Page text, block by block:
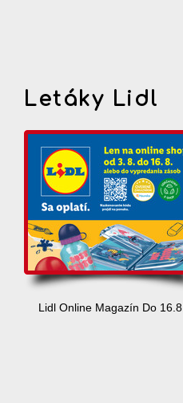
Letáky Lidl
Lidl Online Magazín Do 16.8.